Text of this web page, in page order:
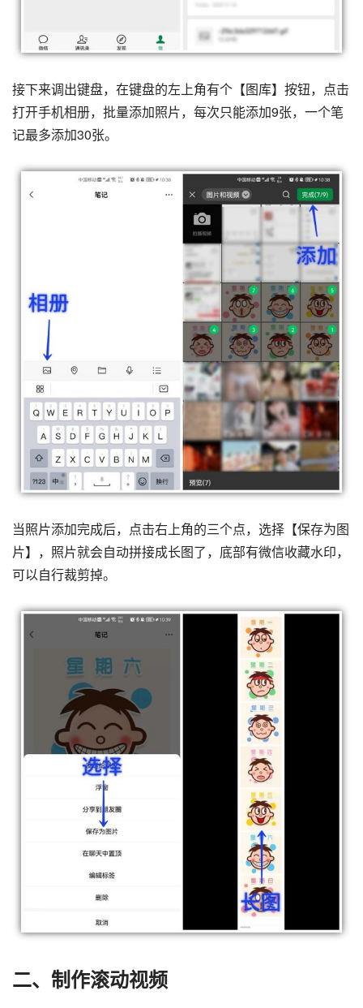
接下来调出键盘，在键盘的左上角有个【图库】按钮，点击
打开手机相册，批量添加照片，每次只能添加9张，一个笔
记最多添加30张。
当照片添加完成后，点击右上角的三个点，选择【保存为图
片】，照片就会自动拼接成长图了，底部有微信收藏水印，
可以自行裁剪掉。
二、制作滚动视频